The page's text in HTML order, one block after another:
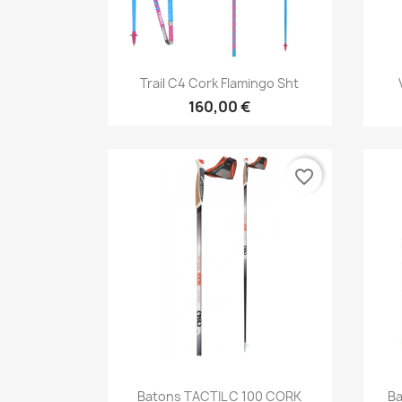
Aperçu rapide
Trail C4 Cork Flamingo Sht
160,00 €
Aperçu rapide
Batons TACTIL C 100 CORK
favorite_border